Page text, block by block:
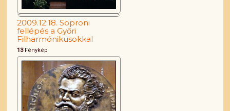
2009.12.18. Soproni
fellépés a Győri
Filharmónikusokkal
13Fénykép